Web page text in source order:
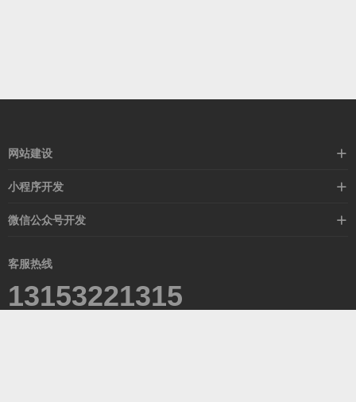
网站建设
标准化网站建设
外贸模板站
小程序开发
营销活动
在线商城
微信公众号开发
客服热线
13153221315